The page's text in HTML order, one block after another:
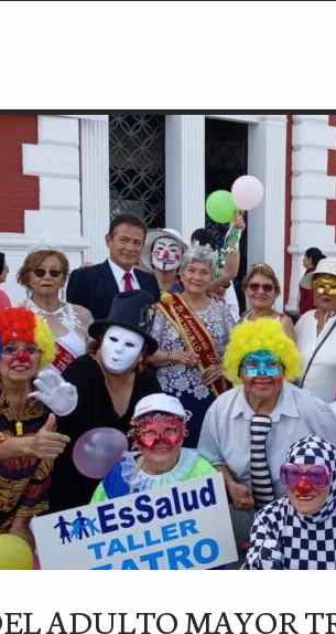
ADULTO MAYOR